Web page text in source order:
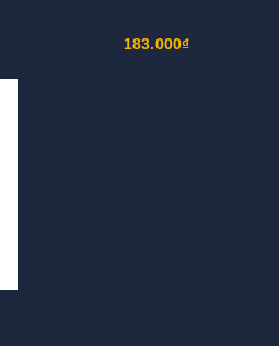
183.000₫